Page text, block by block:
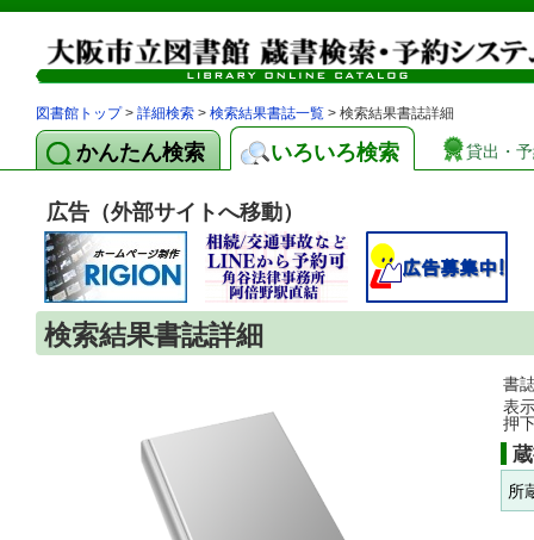
図書館トップ> 詳細検索 > 検索結果書誌一覧 > 検索結果書誌詳細
かんたん検索 いろいろ検索 貸出・
広告（外部サイトへ移動）
検索結果書誌詳細
書
表
押
所